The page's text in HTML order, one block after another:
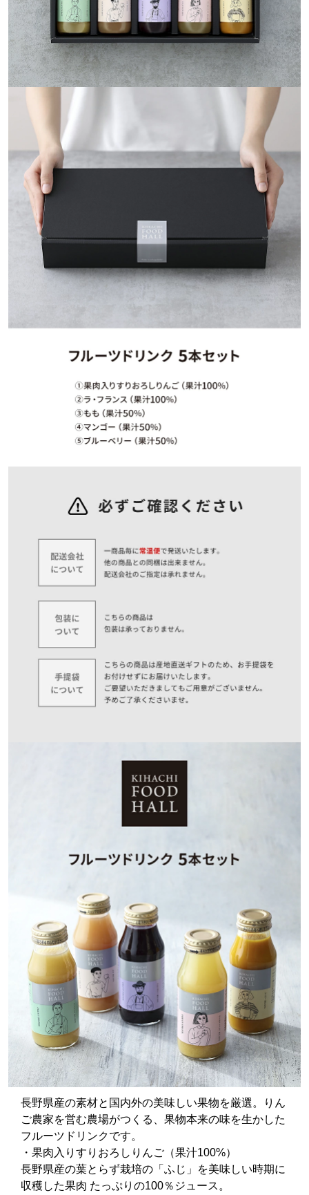
長野県産の素材と国内外の美味しい果物を厳選。りん
ご農家を営む農場がつくる、果物本来の味を生かした
フルーツドリンクです。
・果肉入りすりおろしりんご（果汁100%）
長野県産の葉とらず栽培の「ふじ」を美味しい時期に
収穫した果肉 たっぷりの100％ジュース。